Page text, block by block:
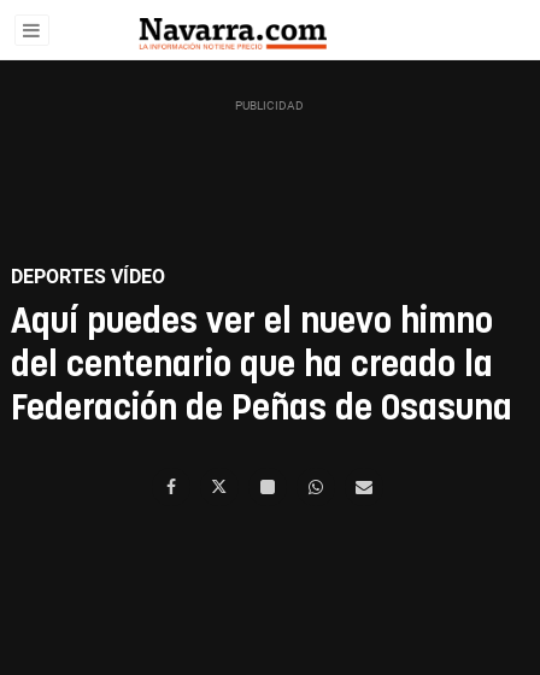
DEPORTES VÍDEO
Aquí puedes ver el nuevo himno
del centenario que ha creado la
Federación de Peñas de Osasuna